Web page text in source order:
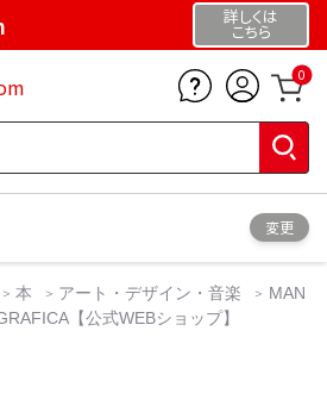
詳しくは
こちら
0
変更
本 アート・デザイン・音楽
MAN
【公式WEBショップ】